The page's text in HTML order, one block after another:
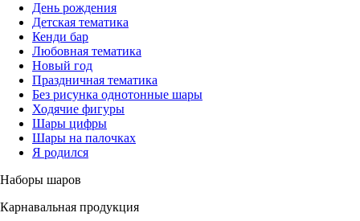
День рождения
Детская тематика
Кенди бар
Любовная тематика
Новый год
Праздничная тематика
Без рисунка однотонные шары
Ходячие фигуры
Шары цифры
Шары на палочках
Я родился
Наборы шаров
Карнавальная продукция